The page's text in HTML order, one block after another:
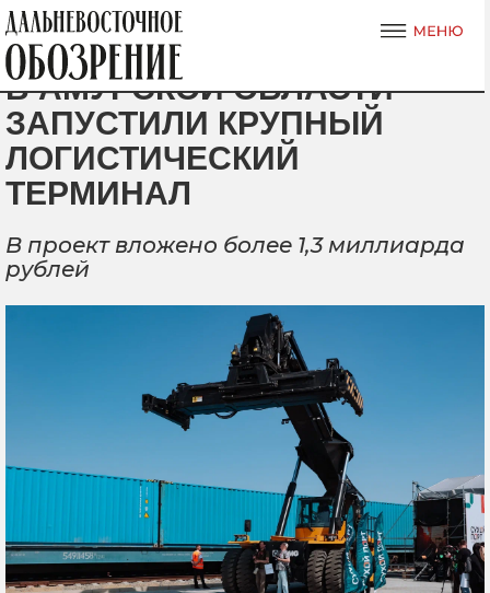
В АМУРСКОЙ ОБЛАСТИ
ЗАПУСТИЛИ КРУПНЫЙ
ЛОГИСТИЧЕСКИЙ
ТЕРМИНАЛ
В проект вложено более 1,3 миллиарда
рублей